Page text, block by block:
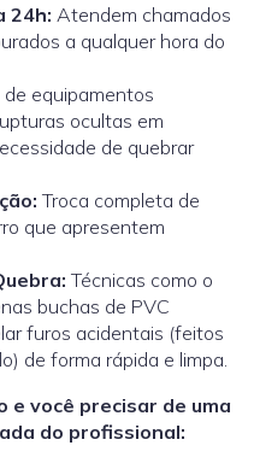
24h: Atendem chamados
a qualquer hora do
de equipamentos
ocultas em
de quebrar
Troca completa de
que apresentem
Técnicas como o
buchas de PVC
furos acidentais (feitos
de forma rápida e limpa.
e você precisar de uma
do profissional: